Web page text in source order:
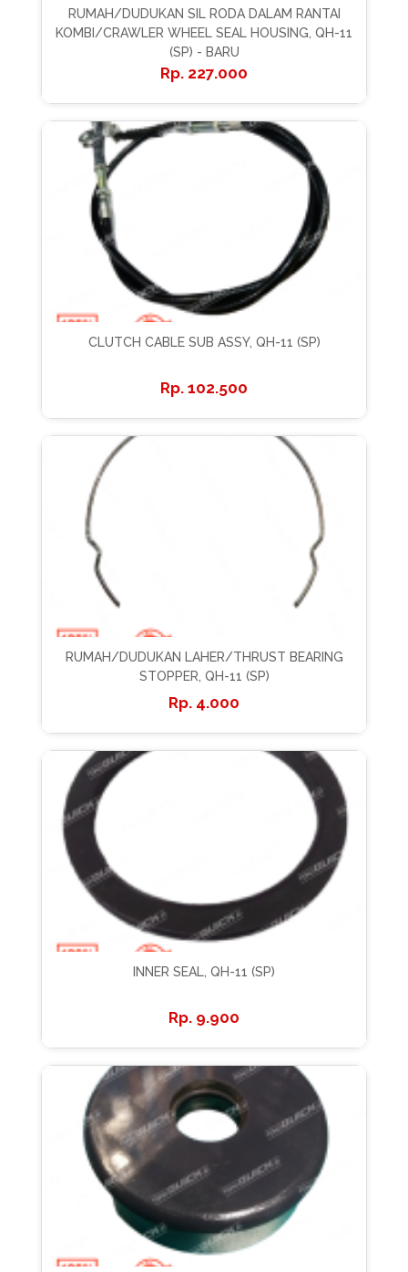
RUMAH/DUDUKAN SIL RODA DALAM RANTAI
KOMBI/CRAWLER WHEEL SEAL HOUSING, QH-11
(SP) - BARU
227.000
CLUTCH CABLE SUB ASSY, QH-11 (SP)
102.500
RUMAH/DUDUKAN LAHER/THRUST BEARING
STOPPER, QH-11 (SP)
4.000
INNER SEAL, QH-11 (SP)
9.900